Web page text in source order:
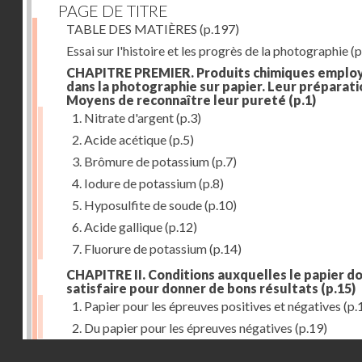
PAGE DE TITRE
TABLE DES MATIÈRES (p.197)
Essai sur l'histoire et les progrès de la photographie
CHAPITRE PREMIER. Produits chimiques
dans la photographie sur papier. Leur
Moyens de reconnaître leur pureté (p.1)
1. Nitrate d'argent(p.3)
2. Acide acétique(p.5)
3. Brômure de potassium(p.7)
4. Iodure de potassium(p.8)
5. Hyposulfite de soude(p.10)
6. Acide gallique(p.12)
7. Fluorure de potassium(p.14)
CHAPITRE II. Conditions auxquelles le papier
satisfaire pour donner de bons résultats (p.15)
1. Papier pour les épreuves positives et négatives
2. Du papier pour les épreuves négatives (p.19)